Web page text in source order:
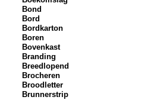
Bond
Bord
Bordkarton
Boren
Bovenkast
Branding
Breedlopend
Brocheren
Broodletter
Brunnerstrip